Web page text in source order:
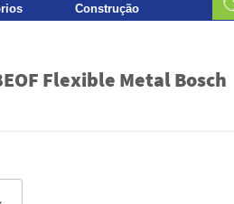
Construção
Flexible Metal Bosch